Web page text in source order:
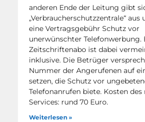
anderen Ende der Leitung gibt
„Verbraucherschutzzentrale“
eine Vertragsgebühr Schutz vor
unerwünschter Telefonwerbung.
Zeitschriftenabo ist dabei
inklusive. Die Betrüger
Nummer der Angerufenen auf
setzen, die Schutz vor
Telefonanrufen biete. Kosten des
Services: rund 70 Euro.
Weiterlesen »